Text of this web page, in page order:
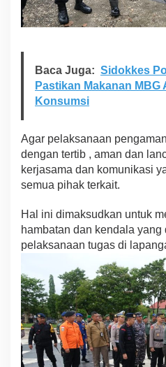
Baca Juga: Sidokkes
Pastikan Makanan MBG
Konsumsi
Agar pelaksanaan
dengan tertib , aman dan
kerjasama dan komunikasi
semua pihak terkait.
Hal ini dimaksudkan untuk
hambatan dan kendala
pelaksanaan tugas di